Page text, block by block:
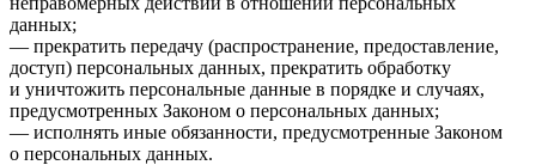
данных;
— прекратить передачу (распространение, предоставление,
доступ) персональных данных, прекратить обработку
и уничтожить персональные данные в порядке и случаях,
предусмотренных Законом о персональных данных;
— исполнять иные обязанности, предусмотренные Законом
о персональных данных.